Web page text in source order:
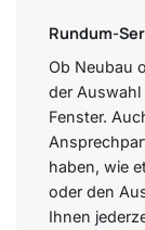
Rundum-
Ob Neubau
der
Fenster.
haben, wie
oder den
Ihnen